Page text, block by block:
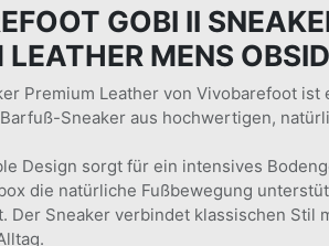
GOBI II
LEATHER MENS
Premium Leather von Vivobarefoot ist
Sneaker aus hochwertigen,
Design sorgt für ein intensives
die natürliche Fußbewegung
Der Sneaker verbindet klassischen Stil